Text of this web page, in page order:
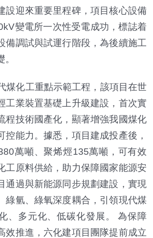
設迎來重要里程碑，項目核心設備
變電所一次性受電成功，標誌着
備調試與試運行階段，為後續施工
化工重點示範工程，該項目在世
工業裝置基礎上升級建設，首次實
程技術國產化，顯著增強我國煤化
控能力。據悉，項目建成投產後，
萬噸、聚烯烴135萬噸，可有效
工原料供給，助力保障國家能源安
通過與新能源同步規劃建設，實現
綠氫、綠氧深度耦合，引領現代煤
、多元化、低碳化發展。 為保障
效推進，六化建項目團隊提前成立